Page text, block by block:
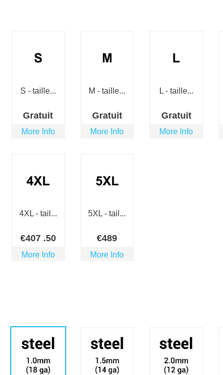
S - taille...
Gratuit
More Info
M - taille...
Gratuit
More Info
L - taille...
Gratuit
More Info
4XL - tail...
€407 .50
More Info
5XL - tail...
€489
More Info